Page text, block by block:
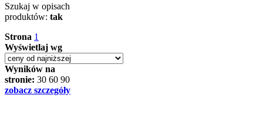
Szukaj w opisach
produktów: tak
Strona 1
Wyświetlaj wg
Wyników na
stronie: 30 60 90
zobacz szczegóły